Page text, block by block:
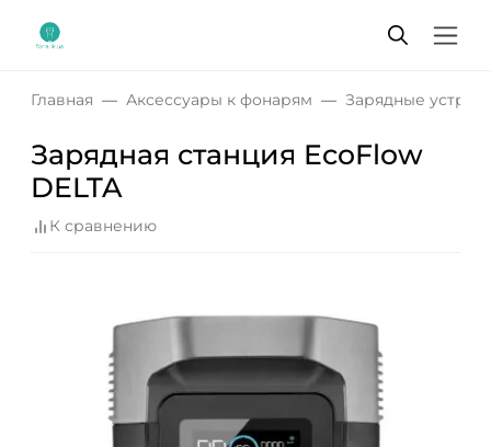
Главная Аксессуары к фонарям Зарядные
Зарядная станция EcoFlow
DELTA
К сравнению